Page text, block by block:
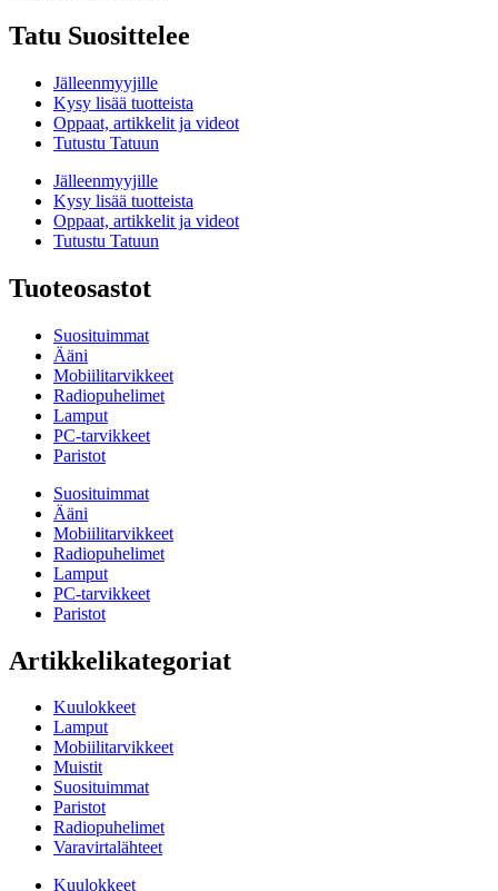
Tatu Suosittelee
Jälleenmyyjille
Kysy lisää tuotteista
Oppaat, artikkelit ja videot
Tutustu Tatuun
Jälleenmyyjille
Kysy lisää tuotteista
Oppaat, artikkelit ja videot
Tutustu Tatuun
Tuoteosastot
Suosituimmat
Ääni
Mobiilitarvikkeet
Radiopuhelimet
Lamput
PC-tarvikkeet
Paristot
Suosituimmat
Ääni
Mobiilitarvikkeet
Radiopuhelimet
Lamput
PC-tarvikkeet
Paristot
Artikkelikategoriat
Kuulokkeet
Lamput
Mobiilitarvikkeet
Muistit
Suosituimmat
Paristot
Radiopuhelimet
Varavirtalähteet
Kuulokkeet